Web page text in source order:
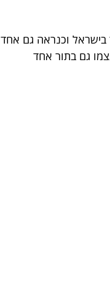
וכנראה גם אחד
גם בתור אחד